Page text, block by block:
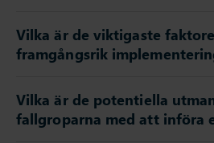
Vilka är de viktigaste
framgångsrik
Vilka är de potentiella
fallgroparna med att införa